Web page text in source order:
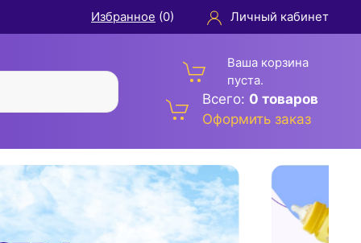
Избранное (0) Личный кабинет
Ваша корзина
пуста.
Всего: 0 товаров
Оформить заказ